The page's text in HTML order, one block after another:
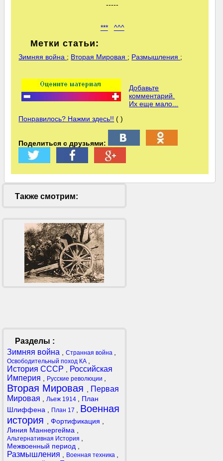
-----
*** ^^^
Метки статьи:
Зимняя война ; Вторая Мировая ; Размышления ;
Добавьте
комментарий.
Их еще мало...
Понравилось? Нажми здесь!! ( )
Поделиться с друзьями:
Также смотрим:
Разделы :
Зимняя война
Странная война
Освободительный поход КА
История СССР
Российская
Империя
Русские революции
Вторая Мировая
Первая
Мировая
Льеж 1914
План
Шлиффена
План 17
Военная
история
Фортификация
Линия Маннергейма
Альтернативная История
Межвоенный период
Размышления Военная техника